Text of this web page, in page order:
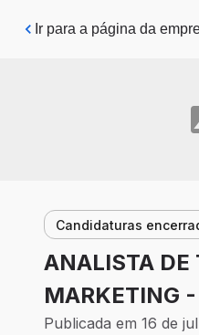
Pular para o conteúdo
Ir para a página da
Candidaturas
ANALISTA DE
MARKETING
Publicada em 16 de